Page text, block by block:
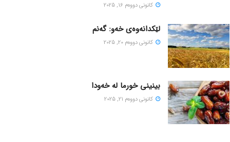
كانونی دووه‌م 16, 2025
لێکدانەوەی خەو: گەنم
كانونی دووه‌م 20, 2025
بینینی خورما لە خەودا
كانونی دووه‌م 21, 2025